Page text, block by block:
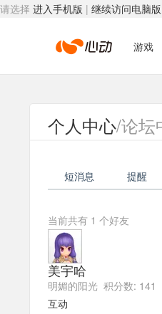
请选择 进入手机版 | 继续访问电脑版
心
动
络
游戏
个人中心/论坛
短消息 提醒
当前共有 1 个好友
美宇哈
明媚的阳光 积分数: 141
互动